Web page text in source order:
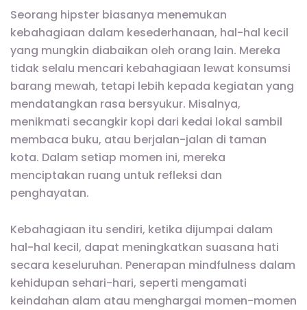
Seorang hipster biasanya menemukan
kebahagiaan dalam kesederhanaan, hal-hal kecil
yang mungkin diabaikan oleh orang lain. Mereka
tidak selalu mencari kebahagiaan lewat konsumsi
barang mewah, tetapi lebih kepada kegiatan yang
mendatangkan rasa bersyukur. Misalnya,
menikmati secangkir kopi dari kedai lokal sambil
membaca buku, atau berjalan-jalan di taman
kota. Dalam setiap momen ini, mereka
menciptakan ruang untuk refleksi dan
penghayatan.
Kebahagiaan itu sendiri, ketika dijumpai dalam
hal-hal kecil, dapat meningkatkan suasana hati
secara keseluruhan. Penerapan mindfulness dalam
kehidupan sehari-hari, seperti mengamati
keindahan alam atau menghargai momen-momen